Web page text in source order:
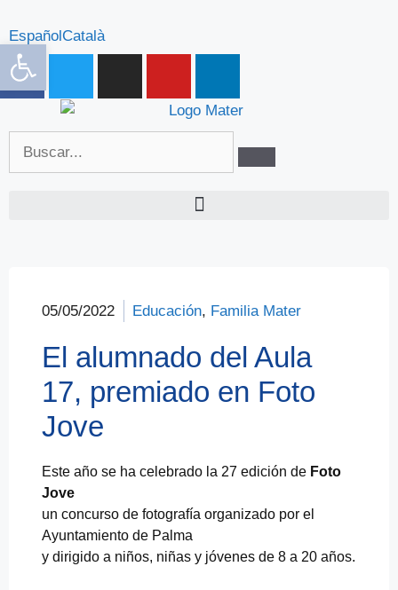
EspañolCatalà
05/05/2022 Educación, Familia Mater
El alumnado del Aula
17, premiado en Foto
Jove
Este año se ha celebrado la 27 edición de Foto
Jove
un concurso de fotografía organizado por el
Ayuntamiento de Palma
y dirigido a niños, niñas y jóvenes de 8 a 20 años.
Abrir barra de herramientas